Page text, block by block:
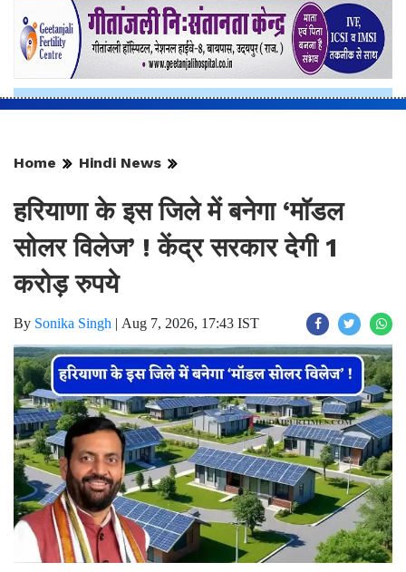
हरियाणा के इस जिले में बनेगा ‘मॉडल
सोलर विलेज’ ! केंद्र सरकार देगी 1
करोड़ रुपये
BySonika Singh|Aug 7, 2026, 17:43 IST